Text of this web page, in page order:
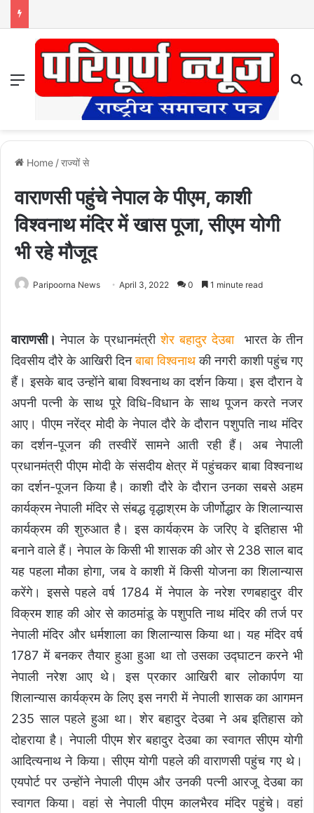
Menu
Home /राज्यों से
वाराणसी पहुंचे नेपाल के पीएम, काशी
विश्‍वनाथ मंदिर में खास पूजा, सीएम योगी
भी रहे मौजूद
Paripoorna News April 3, 2022 0 1 minute read
वाराणसी।नेपाल के प्रधानमंत्रीशेर बहादुर देउबा
भारत के तीन
दिवसीय दौरे के आखिरी दिनबाबा विश्वनाथकी नगरी काशी पहुंच गए
हैं। इसके बाद उन्होंने बाबा विश्वनाथ का दर्शन किया। इस दौरान वे
अपनी पत्नी के साथ पूरे विधि-विधान के साथ पूजन करते नजर
आए। पीएम नरेंद्र मोदी के नेपाल दौरे के दौरान पशुपति नाथ मंदिर
का दर्शन-पूजन की तस्वीरें सामने आती रही हैं। अब नेपाली
प्रधानमंत्री पीएम मोदी के संसदीय क्षेत्र में पहुंचकर बाबा विश्वनाथ
का दर्शन-पूजन किया है। काशी दौरे के दौरान उनका सबसे अहम
कार्यक्रम नेपाली मंदिर से संबद्ध वृद्धाश्रम के जीर्णोद्धार के शिलान्यास
कार्यक्रम की शुरुआत है। इस कार्यक्रम के जरिए वे इतिहास भी
बनाने वाले हैं। नेपाल के किसी भी शासक की ओर से 238 साल बाद
यह पहला मौका होगा, जब वे काशी में किसी योजना का शिलान्यास
करेंगे। इससे पहले वर्ष 1784 में नेपाल के नरेश रणबहादुर वीर
विक्रम शाह की ओर से काठमांडू के पशुपति नाथ मंदिर की तर्ज पर
नेपाली मंदिर और धर्मशाला का शिलान्यास किया था। यह मंदिर वर्ष
1787 में बनकर तैयार हुआ हुआ था तो उसका उद्घाटन करने भी
नेपाली नरेश आए थे। इस प्रकार आखिरी बार लोकार्पण या
शिलान्यास कार्यक्रम के लिए इस नगरी में नेपाली शासक का आगमन
235 साल पहले हुआ था। शेर बहादुर देउबा ने अब इतिहास को
दोहराया है। नेपाली पीएम शेर बहादुर देउबा का स्वागत सीएम योगी
आदित्यनाथ ने किया। सीएम योगी पहले की वाराणसी पहुंच गए थे।
एयपोर्ट पर उन्होंने नेपाली पीएम और उनकी पत्नी आरजू देउबा का
स्वागत किया। वहां से नेपाली पीएम कालभैरव मंदिर पहुंचे। वहां